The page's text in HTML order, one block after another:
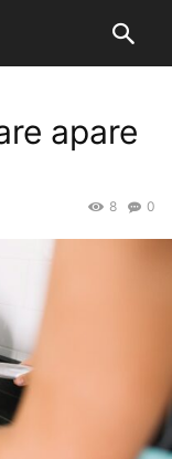
apare
0
8